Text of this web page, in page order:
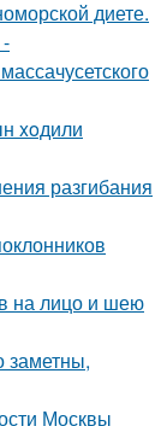
диете.
xoдили
разгибания
на лицо и шею
заметны,
Москвы